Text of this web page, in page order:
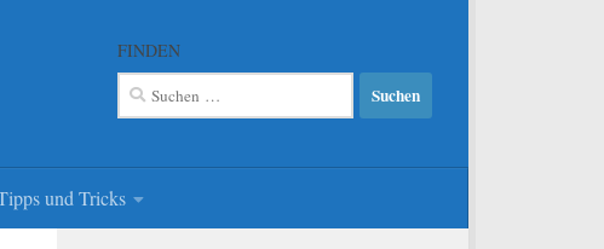
FINDEN
Suchen
nach:
und Tricks